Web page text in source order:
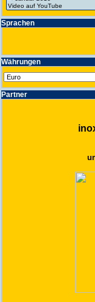
Spra­chen
Wäh­run­gen
Partner